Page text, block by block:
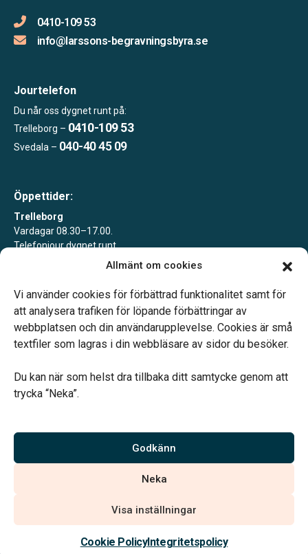
Allmänt om cookies
Vi använder cookies för förbättrad funktionalitet samt för
att analysera trafiken för löpande förbättringar av
webbplatsen och din användarupplevelse. Cookies är små
textfiler som lagras i din webbläsare av sidor du besöker.
Du kan när som helst dra tillbaka ditt samtycke genom att
trycka “Neka”.
Godkänn
Neka
Visa inställningar
Cookie PolicyIntegritetspolicy
Kontakta oss
0410-109 53
info@larssons-begravningsbyra.se
Jourtelefon
Du når oss dygnet runt på:
Trelleborg – 0410-109 53
Svedala – 040-40 45 09
Öppettider:
Trelleborg
Vardagar 08.30–17.00.
Telefonjour dygnet runt.
Vardagar 09.00–13.00.
Telefonjour dygnet runt.
Vi är auktoriserade av Sveriges Begravningsbyråers Förbund och
har högt ställda krav på utbildning, kvalitet, miljö och arbetsmiljö.